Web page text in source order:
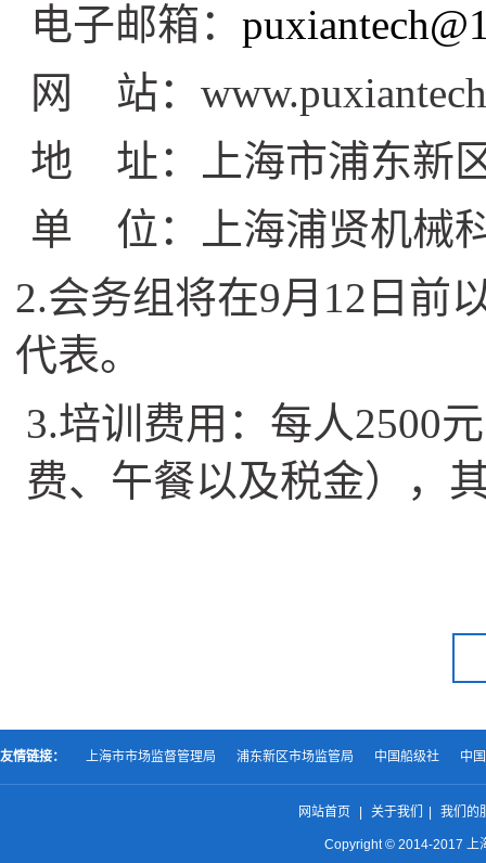
电子邮箱：
网 站：
地 址：上海市浦东新
单 位：上海浦贤机械
2.会务组将在9月12日前
代表。
3.培训费用：每人2500
费、午餐以及税金），
友情链接： 上海市市场监督管理局 浦东新区市场监管局 中国船级社 中
网站首页 关于我们 我们的
Copyright © 2014-2017 上